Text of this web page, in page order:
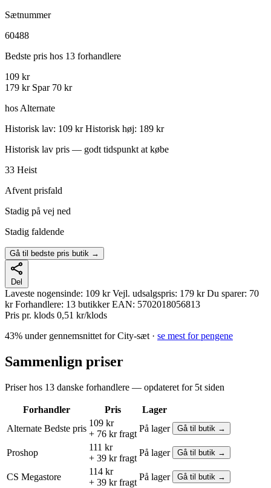
Sætnummer
60488
Bedste pris hos 13 forhandlere
109 kr
179 kr Spar 70 kr
hos Alternate
Historisk lav: 109 kr Historisk høj: 189 kr
Historisk lav pris — godt tidspunkt at købe
33 Heist
Afvent prisfald
Stadig på vej ned
Stadig faldende
Gå til bedste pris butik →
Del
Laveste nogensinde: 109 kr Vejl. udsalgspris: 179 kr Du sparer: 70
kr Forhandlere: 13 butikker EAN: 5702018056813
Pris pr. klods 0,51 kr/klods
43% under gennemsnittet for City-sæt · se mest for pengene
Sammenlign priser
Priser hos 13 danske forhandlere — opdateret for 5t siden
Forhandler Pris
Lager
Alternate Bedste pris
109 kr
+ 76 kr fragt
På lager Gå til butik →
Proshop
111 kr
+ 39 kr fragt
På lager Gå til butik →
CS Megastore
114 kr
+ 39 kr fragt
På lager Gå til butik →